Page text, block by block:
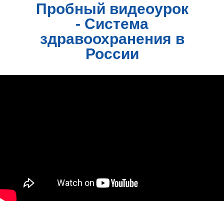
Пробный видеоурок
- Система
здравоохранения в
России